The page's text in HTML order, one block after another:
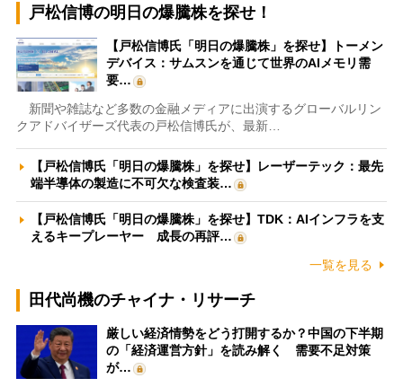
戸松信博の明日の爆騰株を探せ！
【戸松信博氏「明日の爆騰株」を探せ】トーメン
デバイス：サムスンを通じて世界のAIメモリ需
要…
新聞や雑誌など多数の金融メディアに出演するグローバルリン
クアドバイザーズ代表の戸松信博氏が、最新…
【戸松信博氏「明日の爆騰株」を探せ】レーザーテック：最先
端半導体の製造に不可欠な検査装…
【戸松信博氏「明日の爆騰株」を探せ】TDK：AIインフラを支
えるキープレーヤー 成長の再評…
一覧を見る
田代尚機のチャイナ・リサーチ
厳しい経済情勢をどう打開するか？中国の下半期
の「経済運営方針」を読み解く 需要不足対策
が…